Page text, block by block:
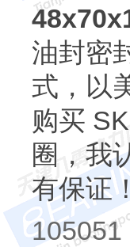
油封密
式，以
购买
圈，我
有保证
105051